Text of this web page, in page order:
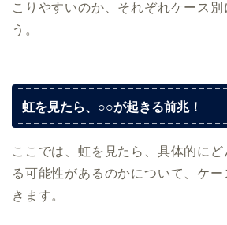
こりやすいのか、それぞれケース別
う。
虹を見たら、○○が起きる前兆！
ここでは、虹を見たら、具体的にど
る可能性があるのかについて、ケ
きます。